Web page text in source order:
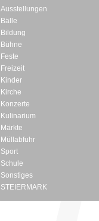
Ausstellungen
Bälle
Bildung
Bühne
Feste
Freizeit
Kinder
Kirche
Konzerte
Kulinarium
Märkte
Müllabfuhr
Sport
Schule
Sonstiges
STEIERMARK